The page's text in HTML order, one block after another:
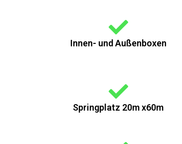
Innen- und Außenboxen
Springplatz 20m x60m